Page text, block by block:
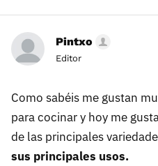
Pintxo
Editor
Como sabéis me gustan
para cocinar y hoy me
de las principales
sus principales usos.